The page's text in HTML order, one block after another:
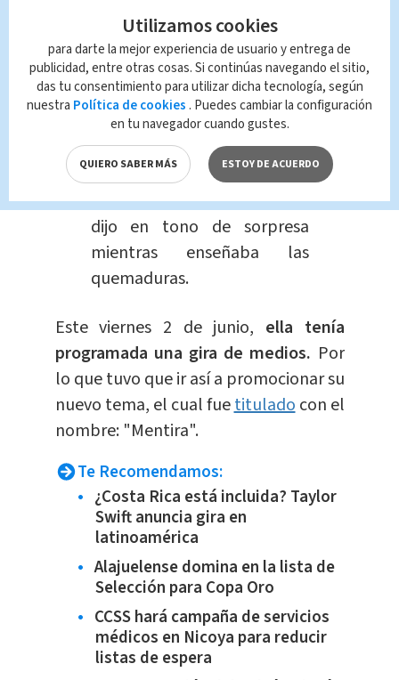
sociales,mostró las quemaduras
le quedaron luego de las manchas.
"A veces yo creo que soy
una chiquita, me subí a un
palo de mangos y la mancha
del mango me quemó la
cara.Vean, ¡Qué fuerte!, ",
dijo en tono de sorpresa
mientras enseñaba las
quemaduras.
Este viernes 2 de junio, ella tenía
programada una gira de medios. Por
lo que tuvo que ir así a promocionar su
nuevo tema, el cual fuetituladocon el
nombre: "Mentira".
Te Recomendamos:
¿Costa Rica está incluida? Taylor
Swift anuncia gira en
latinoamérica
Alajuelense domina en la lista de
Selección para Copa Oro
CCSS hará campaña de servicios
médicos en Nicoya para reducir
listas de espera
Utilizamos cookies
para darte la mejor experiencia de usuario y entrega de
publicidad, entre otras cosas. Si continúas navegando el sitio,
das tu consentimiento para utilizar dicha tecnología, según
nuestra Política de cookies . Puedes cambiar la configuración
en tu navegador cuando gustes.
QUIERO SABER MÁS ESTOY DE ACUERDO